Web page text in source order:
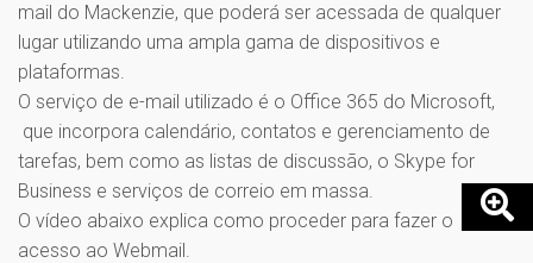
mail do Mackenzie, que poderá ser acessada de qualquer
lugar utilizando uma ampla gama de dispositivos e
plataformas.
O serviço de e-mail utilizado é o Office 365 do Microsoft,
que incorpora calendário, contatos e gerenciamento de
tarefas, bem como as listas de discussão, o Skype for
Business e serviços de correio em massa.
O vídeo abaixo explica como proceder para fazer o
acesso ao Webmail.